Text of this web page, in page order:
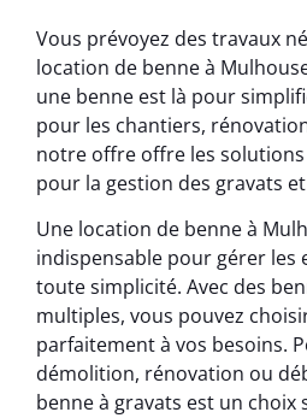
Vous prévoyez des travaux
location de benne à
une benne est là pour
pour les chantiers,
notre offre offre les
pour la gestion des gravats
Une location de benne à
indispensable pour gérer les
toute simplicité. Avec des
multiples, vous pouvez
parfaitement à vos besoins.
démolition, rénovation ou
benne à gravats est un choix